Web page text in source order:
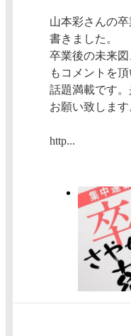
山本彩さんの
書きました。
卒業後の未来
もコメントを
話題満載です
お願い致します
http...